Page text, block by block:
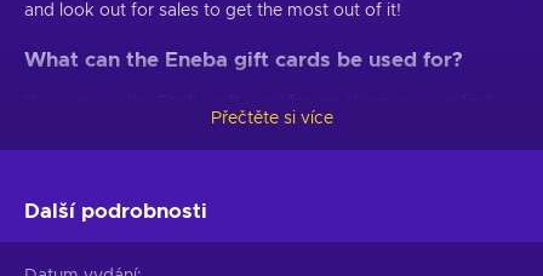
and look out for sales to get the most out of it!
What can the Eneba gift cards be used for?
the marketplace. Also, it makes a great gift for anyone who
enjoys gaming or a good deal on gift cards for streaming
between. With Eneba gift card 20 EUR key, the possibilities
Přečtěte si více
Další podrobnosti